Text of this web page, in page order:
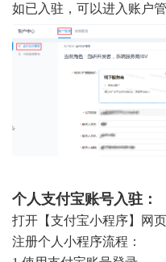
如已入驻，可以进入账户
个人支付宝账号入驻：
打开【支付宝小程序】网
注册个人小程序流程：